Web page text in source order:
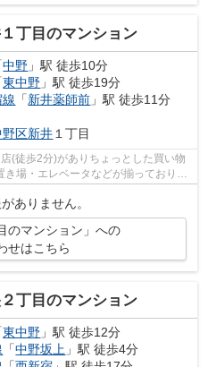
丁目のマンション
中野 」駅 徒歩10分
東中野 」駅 徒歩19分
「新井薬師前 」駅 徒歩11分
野区新井１丁目
(徒歩2分)がありちょっとした買い物
場・エレベータなどが揃っておりま
ありません。
のマンション」への
せはこちら
丁目のマンション
東中野 」駅 徒歩12分
「中野坂上 」駅 徒歩4分